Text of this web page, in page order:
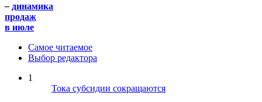
– динамика
продаж
в июле
Самое читаемое
Выбор редактора
1
Тока субсидии сокращаются